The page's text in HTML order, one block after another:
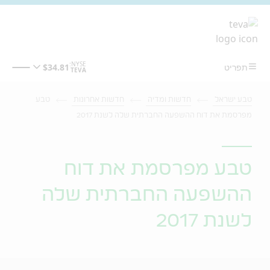
טבע מפרסמת את דוח
ההשפעה החברתית שלה
לשנת 2017